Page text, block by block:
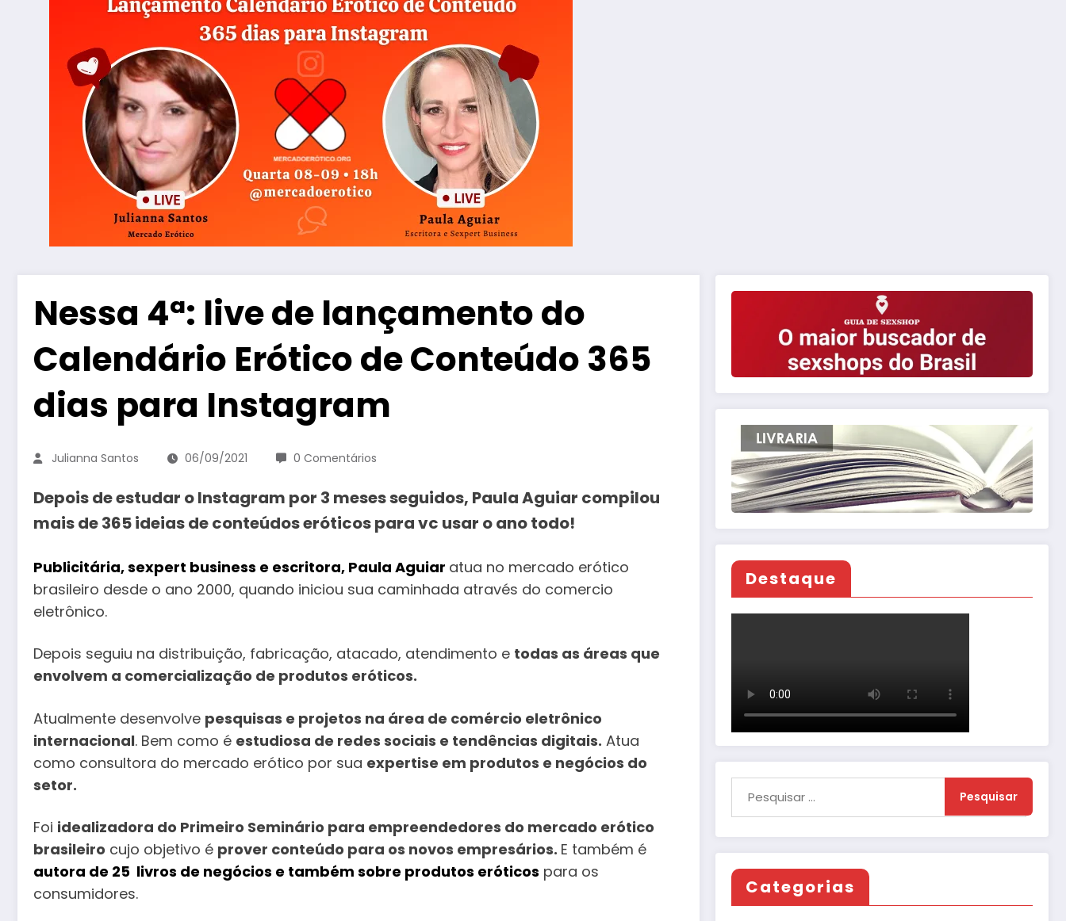
Nessa 4ª: live de lançamento do
Calendário Erótico de Conteúdo 365
dias para Instagram
Julianna Santos 06/09/2021 0 Comentários
Depois de estudar o Instagram por 3 meses seguidos, Paula Aguiar compilou
mais de 365 ideias de conteúdos eróticos para vc usar o ano todo!
Publicitária, sexpert business e escritora, Paula Aguiar atua no mercado erótico
brasileiro desde o ano 2000, quando iniciou sua caminhada através do comercio
eletrônico.
Depois seguiu na distribuição, fabricação, atacado, atendimento e todas as áreas que
envolvem a comercialização de produtos eróticos.
Atualmente desenvolve pesquisas e projetos na área de comércio eletrônico
internacional. Bem como é estudiosa de redes sociais e tendências digitais. Atua
como consultora do mercado erótico por sua expertise em produtos e negócios do
setor.
Foi idealizadora do Primeiro Seminário para empreendedores do mercado erótico
brasileiro cujo objetivo é prover conteúdo para os novos empresários. E também é
autora de 25 livros de negócios e também sobre produtos eróticos para os
consumidores.
Destaque
Categorias